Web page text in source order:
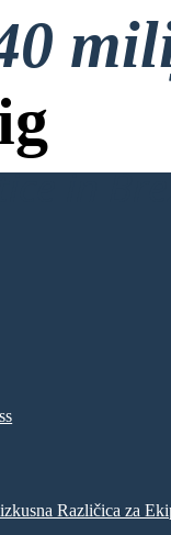
in
Različica za